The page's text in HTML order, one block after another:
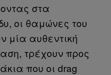
στα
οι θαμώνες του
μία αυθεντική
τρέχουν προς
που οι drag